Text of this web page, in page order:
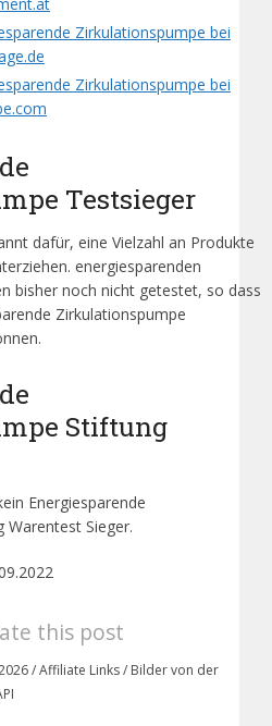
Zirkulationspumpe bei
Zirkulationspumpe bei
Testsieger
dafür, eine Vielzahl an Produkte
energiesparenden
bisher noch nicht getestet, so dass
Zirkulationspumpe
Stiftung
Energiesparende
Sieger.
this post
/ Affiliate Links / Bilder von der